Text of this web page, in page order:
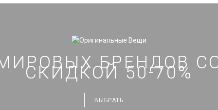
БРЕНДОВ
СКИДКОЙ 50-70%
ВЫБРАТЬ